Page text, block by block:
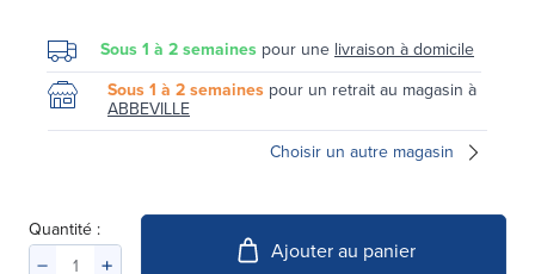
Sous 1 à 2 semaines pour une livraison à domicile
Sous 1 à 2 semaines pour un retrait au magasin à
ABBEVILLE
Choisir un autre magasin
Quantité :
Ajouter au panier